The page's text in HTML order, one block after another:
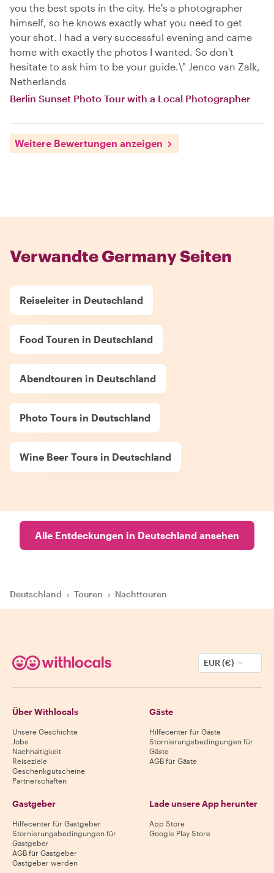
you the best spots in the city. He's a photographer
himself, so he knows exactly what you need to get
your shot. I had a very successful evening and came
home with exactly the photos I wanted. So don't
hesitate to ask him to be your guide.\" Jenco van Zalk,
Netherlands
Berlin Sunset Photo Tour with a Local Photographer
Weitere Bewertungen anzeigen
Verwandte Germany Seiten
Reiseleiter in Deutschland
Food Touren in Deutschland
Abendtouren in Deutschland
Photo Tours in Deutschland
Wine Beer Tours in Deutschland
Alle Entdeckungen in Deutschland ansehen
Deutschland › Touren › Nachttouren
EUR (€)
Über Withlocals
Unsere Geschichte
Jobs
Nachhaltigkeit
Reiseziele
Geschenkgutscheine
Partnerschaften
Gäste
Hilfecenter für Gäste
Stornierungsbedingungen für
Gäste
AGB für Gäste
Gastgeber
Hilfecenter für Gastgeber
Stornierungsbedingungen für
Gastgeber
AGB für Gastgeber
Gastgeber werden
Lade unsere App herunter
App Store
Google Play Store